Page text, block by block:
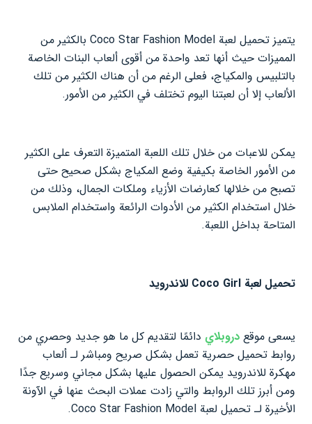
يتميز تحميل لعبة Coco Star Fashion Model بالكثير من
المميزات حيث أنها تعد واحدة من أقوى ألعاب البنات الخاصة
بالتلبيس والمكياج، فعلى الرغم من أن هناك الكثير من تلك
الألعاب إلا أن لعبتنا اليوم تختلف في الكثير من الأمور.
يمكن للاعبات من خلال تلك اللعبة المتميزة التعرف على الكثير
من الأمور الخاصة بكيفية وضع المكياج بشكل صحيح حتى
تصبح من خلالها كعارضات الأزياء وملكات الجمال، وذلك من
خلال استخدام الكثير من الأدوات الرائعة واستخدام الملابس
المتاحة بداخل اللعبة.
تحميل لعبة Coco Girl للاندرويد
يسعى موقع دروبلاي دائمًا لتقديم كل ما هو جديد وحصري من
روابط تحميل حصرية تعمل بشكل صريح ومباشر لـ ألعاب
مهكرة للاندرويد يمكن الحصول عليها بشكل مجاني وسريع جدًا
ومن أبرز تلك الروابط والتي زادت عملات البحث عنها في الآونة
الأخيرة لـ تحميل لعبة Coco Star Fashion Model.